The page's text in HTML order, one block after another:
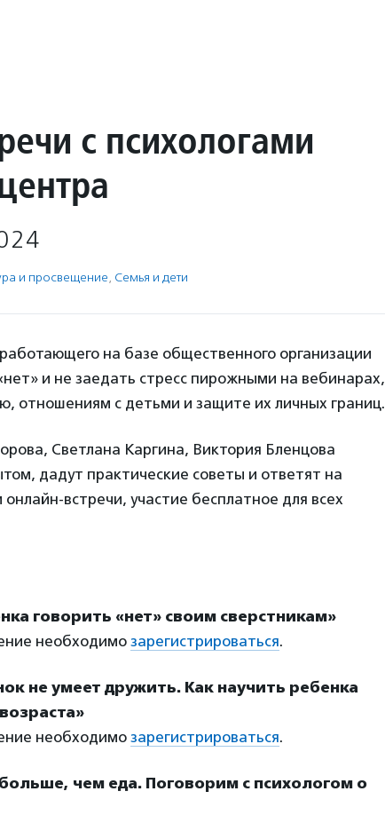
с психологами
и просвещение, Семья и дети
на базе общественного организации
и не заедать стресс пирожными на вебинарах,
отношениям с детьми и защите их личных границ.
Светлана Каргина, Виктория Бленцова
дадут практические советы и ответят на
встречи, участие бесплатное для всех
говорить «нет» своим сверстникам»
необходимо зарегистрироваться.
не умеет дружить. Как научить ребенка
необходимо зарегистрироваться.
больше, чем еда. Поговорим с психологом о